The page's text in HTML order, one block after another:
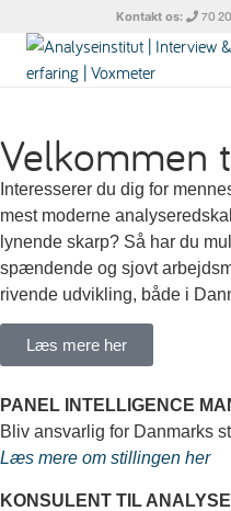
Kontakt os: 70
Velkommen
Interesserer du dig for
mest moderne
lynende skarp? Så har du
spændende og sjovt
rivende udvikling, både i
Læs mere her
PANEL INTELLIGENCE
Bliv ansvarlig for Danmarks
Læs mere om stillingen her
KONSULENT TIL